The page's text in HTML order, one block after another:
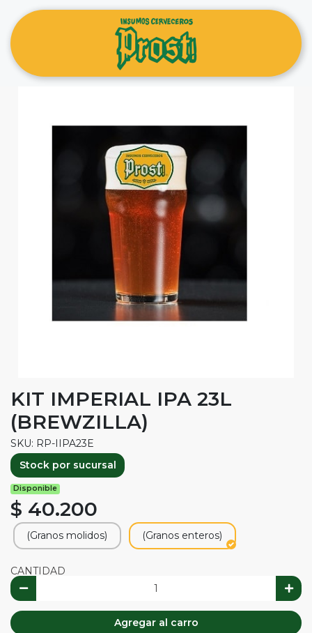
KIT IMPERIAL IPA 23L
(BREWZILLA)
SKU: RP-IIPA23E
Stock por sucursal
Disponible
$ 40.200
(Granos molidos) (Granos enteros)
CANTIDAD
Agregar al carro